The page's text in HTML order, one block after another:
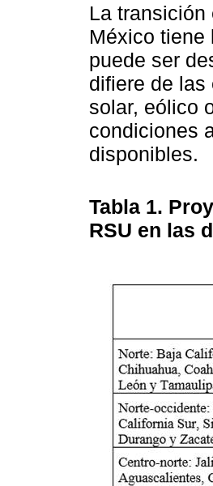
La
México tiene
puede ser
difiere de las
solar, eólico
condiciones
disponibles.
Tabla 1.
RSU en las